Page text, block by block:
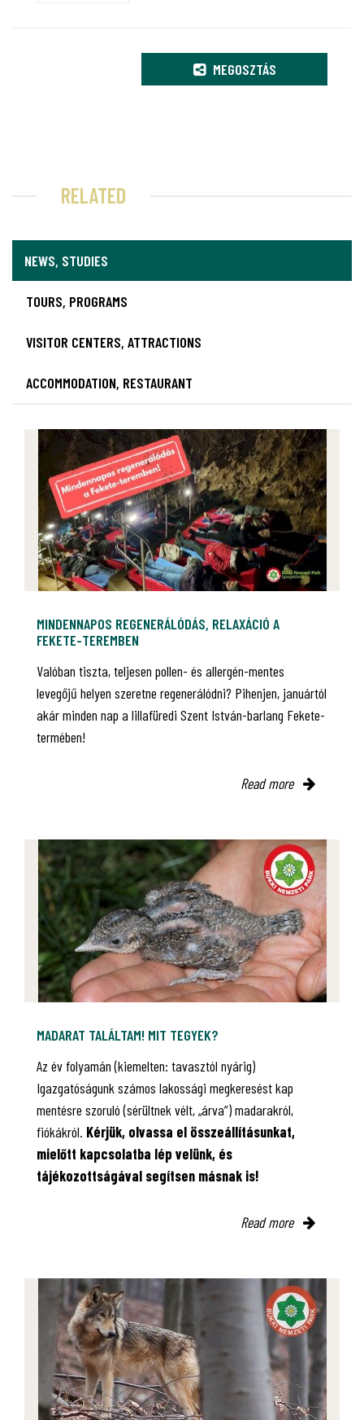
MEGOSZTÁS
RELATED
NEWS, STUDIES
TOURS, PROGRAMS
VISITOR CENTERS, ATTRACTIONS
ACCOMMODATION, RESTAURANT
MINDENNAPOS REGENERÁLÓDÁS, RELAXÁCIÓ A
FEKETE-TEREMBEN
Valóban tiszta, teljesen pollen- és allergén-mentes
levegőjű helyen szeretne regenerálódni? Pihenjen, januártól
akár minden nap a lillafüredi Szent István-barlang Fekete-
termében!
Read more
MADARAT TALÁLTAM! MIT TEGYEK?
Az év folyamán (kiemelten: tavasztól nyárig)
Igazgatóságunk számos lakossági megkeresést kap
mentésre szoruló (sérültnek vélt, „árva”) madarakról,
fiókákról. Kérjük, olvassa el összeállításunkat,
mielőtt kapcsolatba lép velünk, és
tájékozottságával segítsen másnak is!
Read more